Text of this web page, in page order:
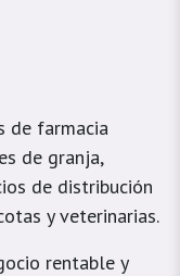
de farmacia
de granja,
de distribución
y veterinarias.
rentable y